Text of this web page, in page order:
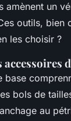
amènent un
outils, bien
les choisir ?
base
bols de
au